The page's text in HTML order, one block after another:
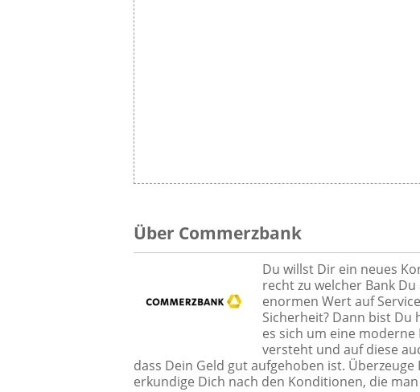
Über Commerzbank
Du willst Dir ein neues
recht zu welcher Bank
enormen Wert auf
Sicherheit? Dann bist
es sich um eine
versteht und auf diese
dass Dein Geld gut aufgehoben ist.
erkundige Dich nach den Konditionen, die